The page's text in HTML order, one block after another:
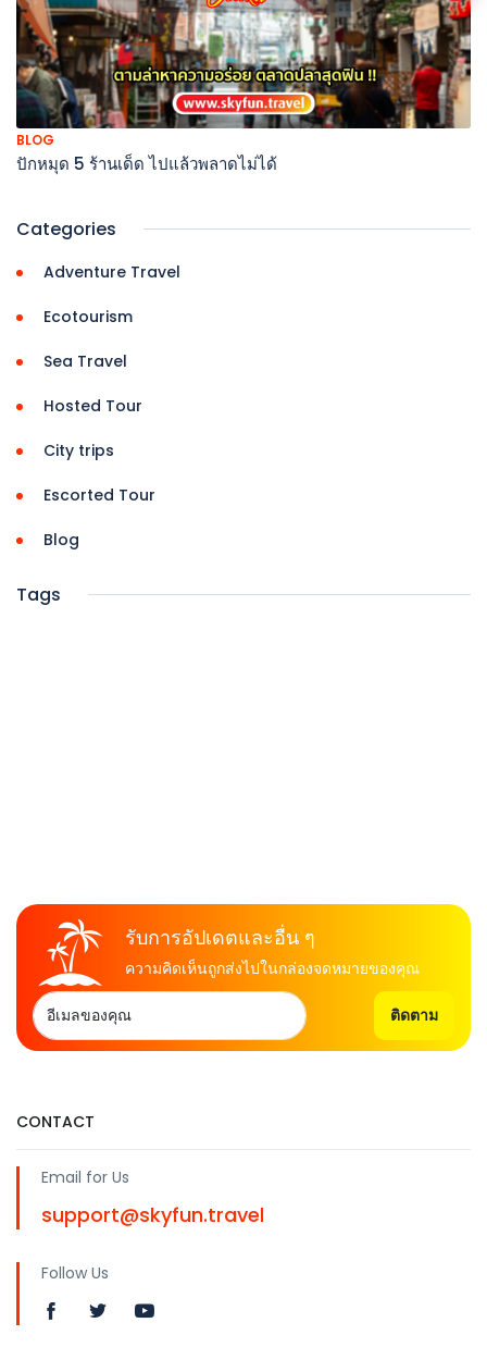
BLOG
ปักหมุด 5 ร้านเด็ด ไปแล้วพลาดไม่ได้
Categories
Adventure Travel
Ecotourism
Sea Travel
Hosted Tour
City trips
Escorted Tour
Blog
Tags
รับการอัปเดตและอื่น ๆ
ความคิดเห็นถูกส่งไปในกล่องจดหมายของคุณ
ติดตาม
CONTACT
Email for Us
support@skyfun.travel
Follow Us